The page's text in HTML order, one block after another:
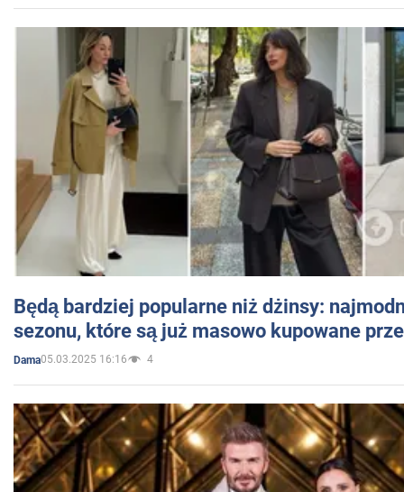
Będą bardziej popularne niż dżinsy:
sezonu, które są już masowo kupowane
Dama05.03.2025 16:16 4